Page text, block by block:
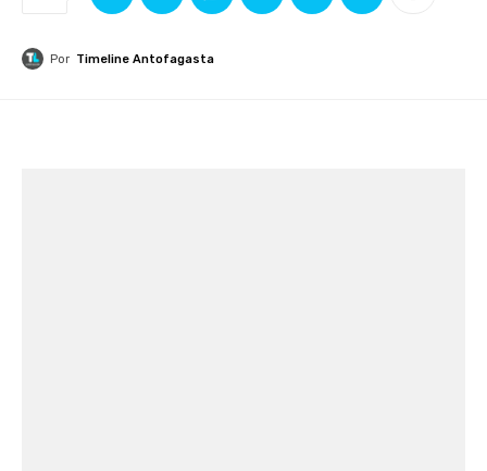
Por Timeline Antofagasta